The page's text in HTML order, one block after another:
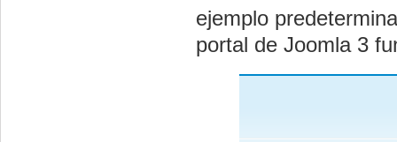
ejemplo
portal de Joomla 3